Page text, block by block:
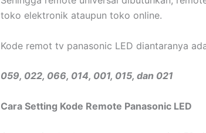
toko elektronik ataupun toko online.
Kode remot tv panasonic LED diantaranya
059, 022, 066, 014, 001, 015, dan 021
Cara Setting Kode Remote Panasonic LED